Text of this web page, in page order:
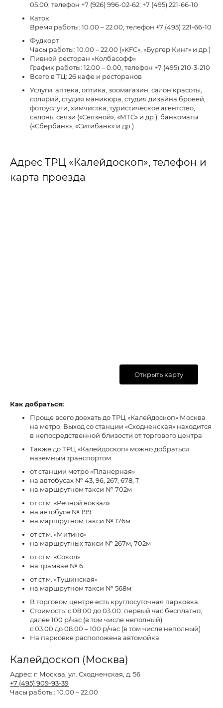
05.00, телефон +7 (926) 996-02-62, +7 (495) 221-66-10
Каток
Время работы: 10.00 – 22.00, телефон +7 (495) 221-66-10
Фудкорт
Часы работы: 10.00 – 22.00 («KFC», «Бургер Кинг» и др.)
Пивной ресторан «Колбасофф»
График работы: 12.00 – 0.00, телефон +7 (495) 210-3-210
Всего в ТЦ: 26 кафе и ресторанов
Услуги: аптека, оптика, зоомагазин, салон красоты,
солярий, студия маникюра, студия дизайна бровей,
фотоуслуги, химчистка, туристическое агентство,
салоны связи («Связной», «МТС» и др.), банкоматы
(«Сбербанк», «Ситибанк» и др.)
Адрес ТРЦ «Калейдоскоп», телефон и
карта проезда
Открыть карту
Как добраться:
Проще всего доехать до ТРЦ «Калейдоскоп» Москва
на метро. Выход со станции «Сходненская» находится
в непосредственной близости от торгового центра
Также до ТРЦ «Калейдоскоп» можно добраться
наземным транспортом:
от станции метро «Планерная»
на автобусах № 43, 96, 267, 678, Т
на маршрутном такси № 702м
от ст.м. «Речной вокзал»
на автобусе № 199
на маршрутном такси № 176м
от ст.м. «Митино»
на маршрутных такси № 267м, 702м
от ст.м. «Сокол»
на трамвае № 6
от ст.м. «Тушинская»
на маршрутном такси № 568м
В торговом центре есть круглосуточная парковка
Стоимость: с 08.00 до 03.00: первый час бесплатно,
далее 100 р/час (в том числе неполный)
с 03.00 до 08.00 – 100 р/час (в том числе неполный)
На парковке расположена автомойка
Калейдоскоп (Москва)
Адрес: г. Москва, ул. Сходненская, д. 56
+7 (495) 909-93-39
Часы работы: 10.00 – 22.00